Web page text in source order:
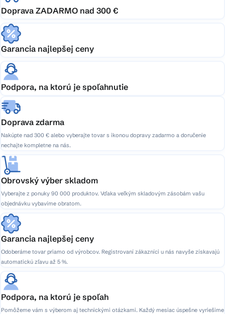
Doprava ZADARMO nad 300 €
Garancia najlepšej ceny
Podpora, na ktorú je spoľahnutie
Doprava zdarma
Nakúpte nad 300 € alebo vyberajte tovar s ikonou dopravy zadarmo a doručenie
nechajte kompletne na nás.
Obrovský výber skladom
Vyberajte z ponuky 90 000 produktov. Vďaka veľkým skladovým zásobám vašu
objednávku vybavíme obratom.
Garancia najlepšej ceny
Odoberáme tovar priamo od výrobcov. Registrovaní zákazníci u nás navyše získavajú
automatickú zľavu až 5 %.
Podpora, na ktorú je spoľah
Pomôžeme vám s výberom aj technickými otázkami. Každý mesiac úspešne vyriešime